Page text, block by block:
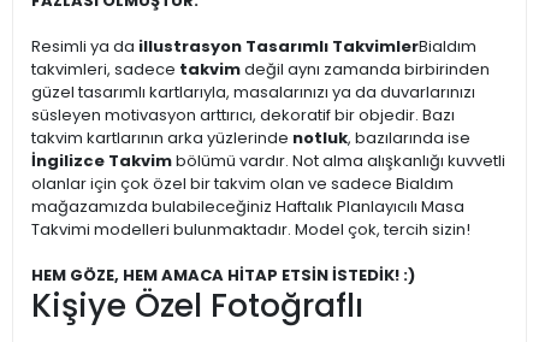
Resimli ya da illustrasyon Tasarımlı TakvimlerBialdım
takvimleri, sadece takvimdeğil aynı zamanda birbirinden
güzel tasarımlı kartlarıyla, masalarınızı ya da duvarlarınızı
süsleyen motivasyon arttırıcı, dekoratif bir objedir. Bazı
takvim kartlarının arka yüzlerinde notluk, bazılarında ise
İngilizce Takvimbölümü vardır. Not alma alışkanlığı kuvvetli
olanlar için çok özel bir takvim olan ve sadece Bialdım
mağazamızda bulabileceğiniz Haftalık Planlayıcılı Masa
Takvimi modelleri bulunmaktadır. Model çok, tercih sizin!
HEM GÖZE, HEM AMACA HİTAP ETSİN İSTEDİK! :)
Kişiye Özel Fotoğraflı